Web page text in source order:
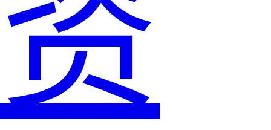
资